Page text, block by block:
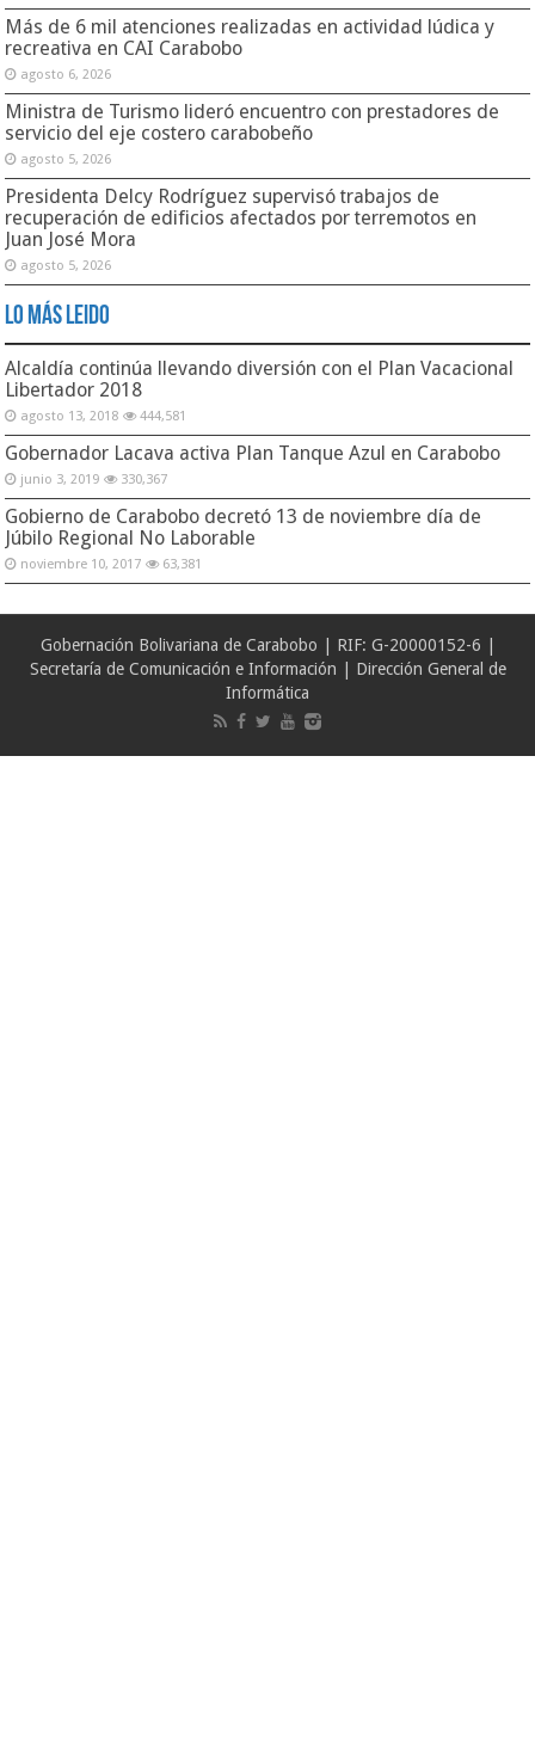
Más de 6 mil atenciones realizadas en actividad lúdica y
recreativa en CAI Carabobo
agosto 6, 2026
Ministra de Turismo lideró encuentro con prestadores de
servicio del eje costero carabobeño
agosto 5, 2026
Presidenta Delcy Rodríguez supervisó trabajos de
recuperación de edificios afectados por terremotos en
Juan José Mora
agosto 5, 2026
Lo Más Leido
Alcaldía continúa llevando diversión con el Plan Vacacional
Libertador 2018
agosto 13, 2018 444,581
Gobernador Lacava activa Plan Tanque Azul en Carabobo
junio 3, 2019 330,367
Gobierno de Carabobo decretó 13 de noviembre día de
Júbilo Regional No Laborable
noviembre 10, 2017 63,381
Gobernación Bolivariana de Carabobo | RIF: G-20000152-6 |
Secretaría de Comunicación e Información | Dirección General de
Informática